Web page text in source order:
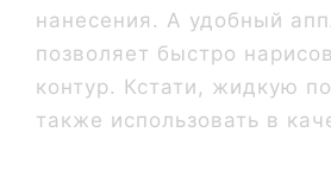
нанесения. А удобный
позволяет быстро
контур. Кстати, жидкую
также использовать в